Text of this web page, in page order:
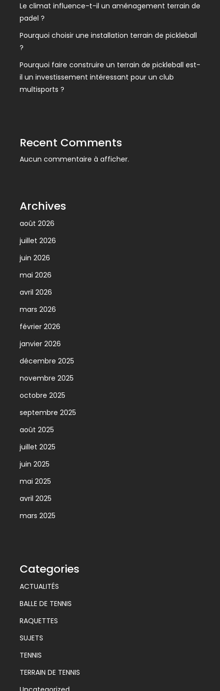
Le climat influence-t-il un aménagement terrain de
padel ?
Pourquoi choisir une installation terrain de pickleball
?
Pourquoi faire construire un terrain de pickleball est-
il un investissement intéressant pour un club
multisports ?
Recent Comments
Aucun commentaire à afficher.
Archives
août 2026
juillet 2026
juin 2026
mai 2026
avril 2026
mars 2026
février 2026
janvier 2026
décembre 2025
novembre 2025
octobre 2025
septembre 2025
août 2025
juillet 2025
juin 2025
mai 2025
avril 2025
mars 2025
Categories
ACTUALITÉS
BALLE DE TENNIS
RAQUETTES
SUJETS
TENNIS
TERRAIN DE TENNIS